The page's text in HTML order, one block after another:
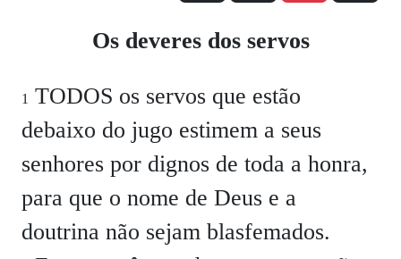
Os deveres dos servos
1 TODOS os servos que estão
debaixo do jugo estimem a seus
senhores por dignos de toda a honra,
para que o nome de Deus e a
doutrina não sejam blasfemados.